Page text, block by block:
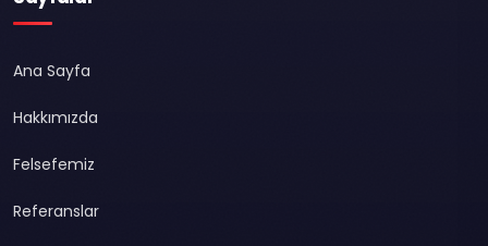
Ana Sayfa
Hakkımızda
Felsefemiz
Referanslar